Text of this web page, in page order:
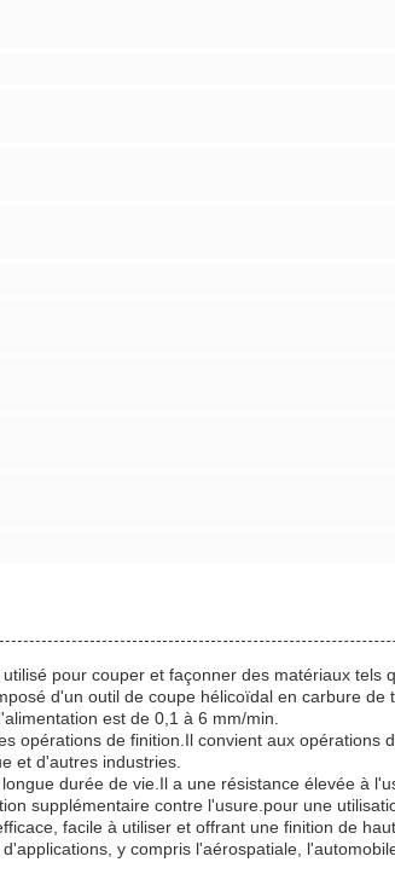
pour couper et façonner des matériaux tels
d'un outil de coupe hélicoïdal en carbure
est de 0,1 à 6 mm/min.
opérations de finition.Il convient aux opérations
et d'autres industries.
durée de vie.Il a une résistance élevée à
supplémentaire contre l'usure.pour une
facile à utiliser et offrant une finition de
y compris l'aérospatiale,